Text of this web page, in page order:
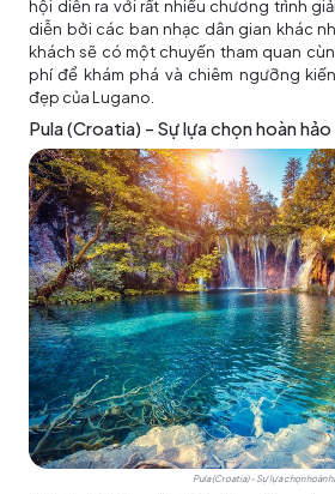
hội diễn ra với rất nhiều chương trình
diễn bởi các ban nhạc dân gian khác
khách sẽ có một chuyến tham quan
phí để khám phá và chiêm ngưỡng
đẹp của Lugano.
Pula (Croatia) – Sự lựa chọn hoàn hảo
Pula (Croatia) – Sự lựa chọn hoàn